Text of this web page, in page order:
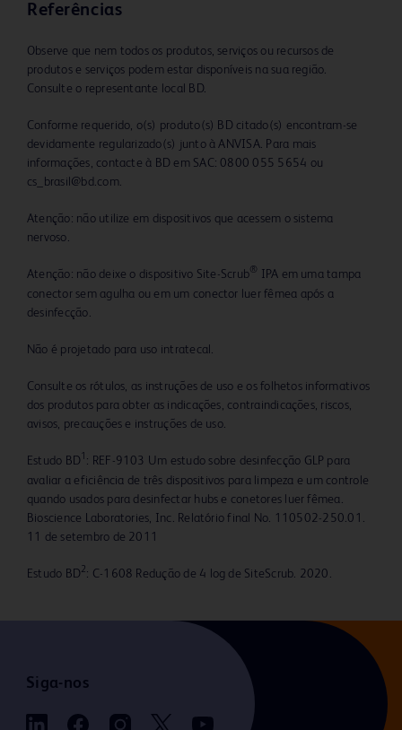
Referências
Observe que nem todos os produtos, serviços ou recursos de
produtos e serviços podem estar disponíveis na sua região.
Consulte o representante local BD.
Conforme requerido, o(s) produto(s) BD citado(s) encontram-se
devidamente regularizado(s) junto à ANVISA. Para mais
informações, contacte à BD em SAC: 0800 055 5654 ou
cs_brasil@bd.com.
Atenção: não utilize em dispositivos que acessem o sistema
nervoso.
Atenção: não deixe o dispositivo Site-Scrub® IPA em uma tampa
conector sem agulha ou em um conector luer fêmea após a
desinfecção.
Não é projetado para uso intratecal.
Consulte os rótulos, as instruções de uso e os folhetos informativos
dos produtos para obter as indicações, contraindicações, riscos,
avisos, precauções e instruções de uso.
Estudo BD 1 : REF-9103 Um estudo sobre desinfecção GLP para
avaliar a eficiência de três dispositivos para limpeza e um controle
quando usados para desinfectar hubs e conetores luer fêmea.
Bioscience Laboratories, Inc. Relatório final No. 110502-250.01.
11 de setembro de 2011
Estudo BD 2 : C-1608 Redução de 4 log de SiteScrub. 2020.
Siga-nos